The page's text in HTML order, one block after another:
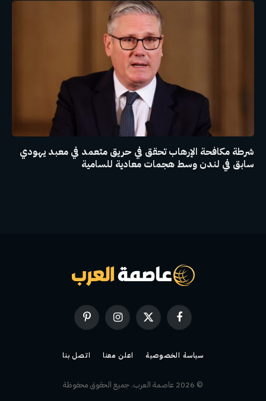
شرطة مكافحة الإرهاب تحقق في حريق متعمد في معبد يهودي
سابق في لندن وسط هجمات معادية للسامية
فيسبوك
X
(Twitter)
الانستغرامبينتيريست
سياسة الخصوصية اعلن معنا اتصل بنا
© 2026 عاصمة العرب. جميع الحقوق محفوظة